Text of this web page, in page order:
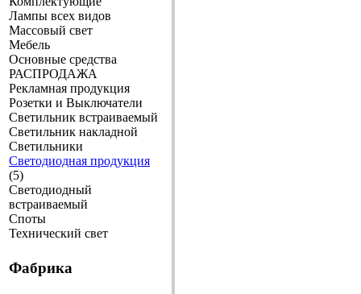
Лампы всех видов
Массовый свет
Мебель
Основные средства
РАСПРОДАЖА
Рекламная продукция
Розетки и Выключатели
Светильник встраиваемый
Светильник накладной
Светильники
Светодиодная продукция
(5)
Светодиодный
встраиваемый
Споты
Технический свет
Фабрика